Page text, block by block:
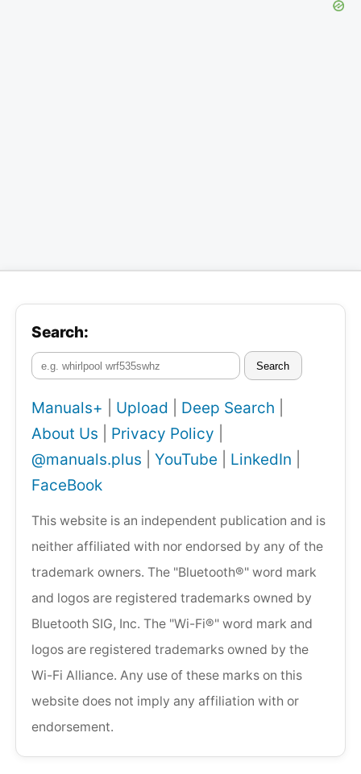
Search:
Search
Manuals+ Upload Deep Search
About Us
Privacy Policy
@manuals.plus
YouTube LinkedIn
FaceBook
This website is an independent publication and is
neither affiliated with nor endorsed by any of the
trademark owners. The "Bluetooth®" word mark
and logos are registered trademarks owned by
Bluetooth SIG, Inc. The "Wi-Fi®" word mark and
logos are registered trademarks owned by the
Wi-Fi Alliance. Any use of these marks on this
website does not imply any affiliation with or
endorsement.